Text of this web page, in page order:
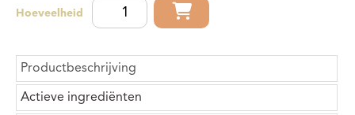
JA?
Laat dan de meest INNOVATIEVE Cosmetic Drone
Technologie haar werk doen! Want net zoals een drone -
terecht komt, zo gaan de bestanddelen in deze cosmetica
DOELGERICHT in de huid binnendringen.
Hoeveelheid
Productbeschrijving
Actieve ingrediënten